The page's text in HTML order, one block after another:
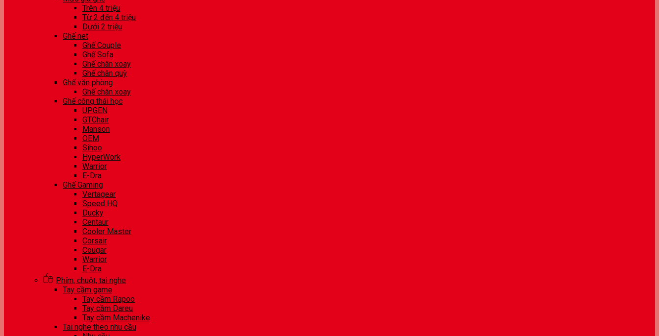
Trên 4 triệu
Từ 2 đến 4 triệu
Dưới 2 triệu
Ghế net
Ghế Couple
Ghế Sofa
Ghế chân xoay
Ghế chân quỳ
Ghế văn phòng
Ghế chân xoay
Ghế công thái học
UPGEN
GTChair
Manson
OEM
Sihoo
HyperWork
Warrior
E-Dra
Ghế Gaming
Vertagear
Speed HQ
Ducky
Centaur
Cooler Master
Corsair
Cougar
Warrior
E-Dra
Phím, chuột, tai nghe
Tay cầm game
Tay cầm Rapoo
Tay cầm Dareu
Tay cầm Machenike
Tai nghe theo nhu cầu